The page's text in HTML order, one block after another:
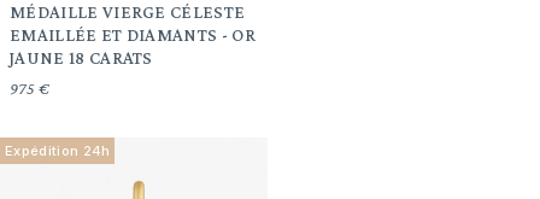
MÉDAILLE VIERGE CÉLESTE
EMAILLÉE ET DIAMANTS - OR
JAUNE 18 CARATS
975 €
Expédition 24h